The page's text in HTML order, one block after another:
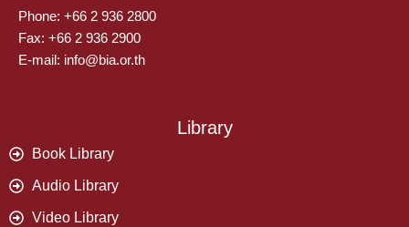
Phone: +66 2 936 2800
Fax: +66 2 936 2900
E-mail: info@bia.or.th
Library
Book Library
Audio Library
Video Library